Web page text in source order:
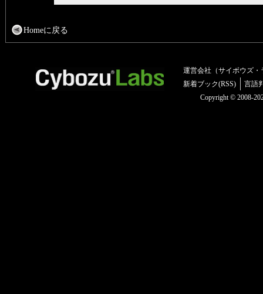
Homeに戻る
運営会社（サイボウズ・
新着ブック(RSS)
言語
Copyright © 2008-